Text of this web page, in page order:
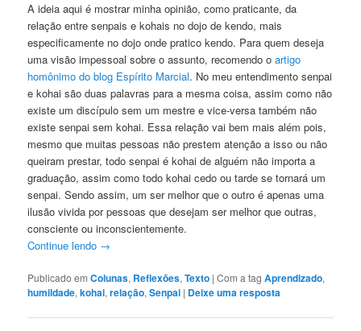
A ideia aqui é mostrar minha opinião, como praticante, da
relação entre senpais e kohais no dojo de kendo, mais
especificamente no dojo onde pratico kendo. Para quem deseja
uma visão impessoal sobre o assunto, recomendo oartigo
homônimo do blog Espírito Marcial. No meu entendimento senpai
e kohai são duas palavras para a mesma coisa, assim como não
existe um discípulo sem um mestre e vice-versa também não
existe senpai sem kohai. Essa relação vai bem mais além pois,
mesmo que muitas pessoas não prestem atenção a isso ou não
queiram prestar, todo senpai é kohai de alguém não importa a
graduação, assim como todo kohai cedo ou tarde se tornará um
senpai. Sendo assim, um ser melhor que o outro é apenas uma
ilusão vivida por pessoas que desejam ser melhor que outras,
consciente ou inconscientemente.
Continue lendo →
Publicado em Colunas, Reflexões,Texto |Com a tagAprendizado,
humildade,kohai,relação,Senpai | Deixe uma resposta